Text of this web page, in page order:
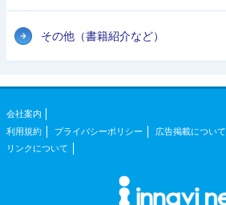
その他（書籍紹介など）
会社案内
利用規約
プライバシーポリシー
広告掲載について
リンクについて